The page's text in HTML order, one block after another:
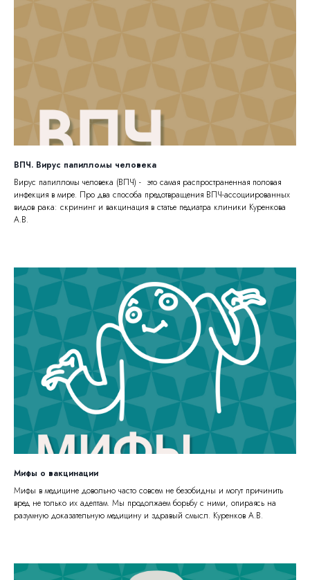
ВПЧ. Вирус папилломы человека
Вирус папилломы человека (ВПЧ) - это самая распространенная половая
инфекция в мире. Про два способа предотвращения ВПЧ-ассоциированных
видов рака: скрининг и вакцинация в статье педиатра клиники Куренкова
А.В.
Мифы о вакцинации
Мифы в медицине довольно часто совсем не безобидны и могут причинить
вред не только их адептам. Мы продолжаем борьбу с ними, опираясь на
разумную доказательную медицину и здравый смысл. Куренков А.В.